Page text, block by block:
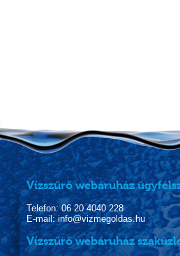
Vízszűrő webáruház
Telefon: 06 20 4040 228
E-mail: info@vizmegoldas.hu
Vízszűrő webáruház